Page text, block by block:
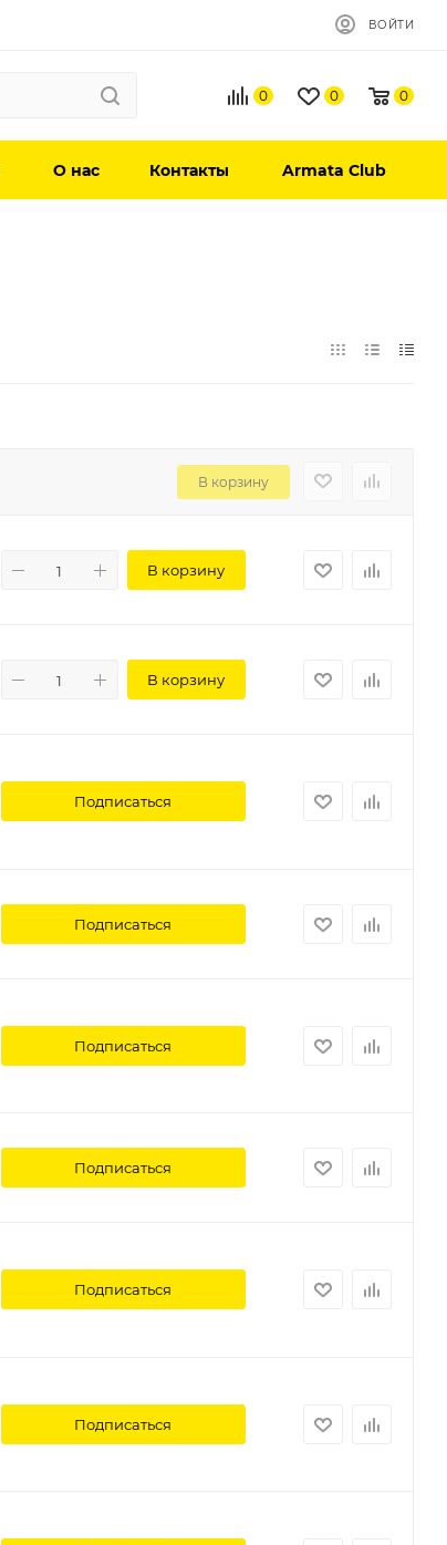
ВОЙТИ
0 0 0
О нас Контакты Armata Club
В корзину
В корзину
В корзину
Подписаться
Подписаться
Подписаться
Подписаться
Подписаться
Подписаться